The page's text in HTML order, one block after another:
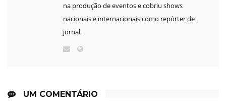
na produção de eventos e cobriu shows
nacionais e internacionais como repórter de
jornal.
UM COMENTÁRIO